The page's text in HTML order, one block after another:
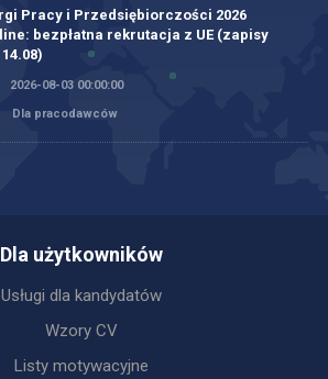
Pracy i Przedsiębiorczości 2026
bezpłatna rekrutacja z UE (zapisy
2026-08-03 00:00:00
Dla pracodawców
Dla użytkowników
Usługi dla kandydatów
Wzory CV
Listy motywacyjne